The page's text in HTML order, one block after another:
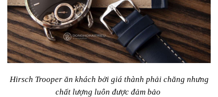
Hirsch Trooper ăn khách bởi giá thành phải chăng nhưng
chất lượng luôn được đảm bảo